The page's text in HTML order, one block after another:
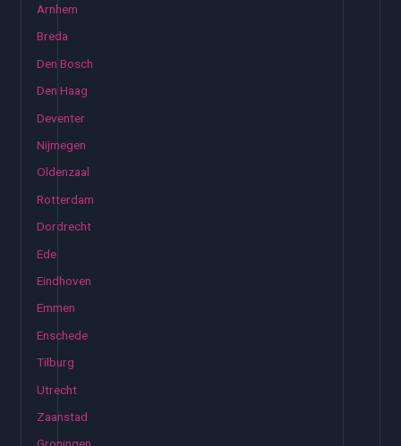
Arnhem
Breda
Den Bosch
Den Haag
Deventer
Nijmegen
Oldenzaal
Rotterdam
Dordrecht
Ede
Eindhoven
Emmen
Enschede
Tilburg
Utrecht
Zaanstad